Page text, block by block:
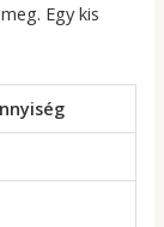
Egy kis